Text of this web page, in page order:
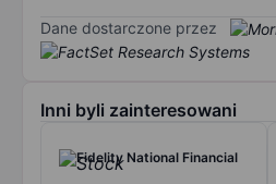
Dane dostarczone przez
Inni byli zainteresowani
Fidelity National Financial